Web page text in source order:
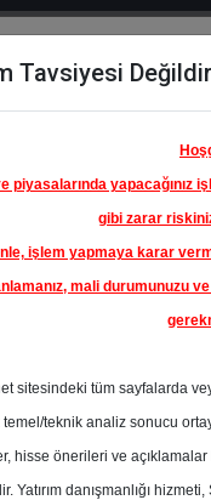
Hisse
Öne
Çıkanlar
Tavsiyesi
piyasalarında yapacağınız
gibi zarar
işlem yapmaya karar
mali durumunuzu
sitesindeki tüm sayfalarda
teknik analiz sonucu
hisse önerileri ve açıklamalar
Yatırım danışmanlığı